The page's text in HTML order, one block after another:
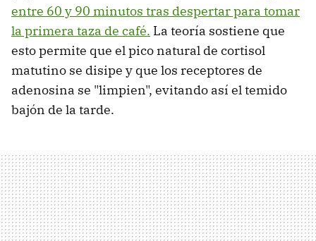
entre 60 y 90 minutos tras despertar para tomar
la primera taza de café. La teoría sostiene que
esto permite que el pico natural de cortisol
matutino se disipe y que los receptores de
adenosina se "limpien", evitando así el temido
bajón de la tarde.